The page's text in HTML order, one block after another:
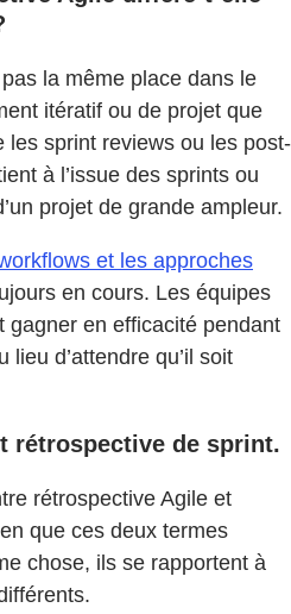
la même place dans le
itératif ou de projet que
les sprint reviews ou les post-
à l’issue des sprints ou
projet de grande ampleur.
et les approches
en cours. Les équipes
gagner en efficacité pendant
lieu d’attendre qu’il soit
rétrospective de sprint.
rétrospective Agile et
que ces deux termes
chose, ils se rapportent à